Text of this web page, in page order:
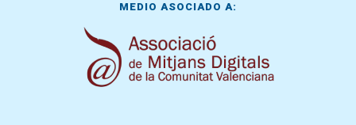
MEDIO ASOCIADO A: